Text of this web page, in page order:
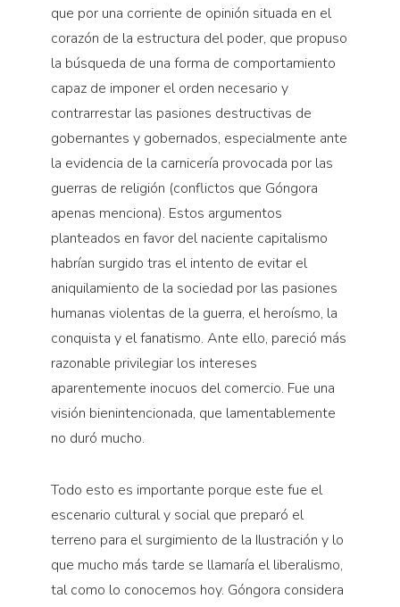
que por una corriente de opinión situada en el
corazón de la estructura del poder, que propuso
la búsqueda de una forma de comportamiento
capaz de imponer el orden necesario y
contrarrestar las pasiones destructivas de
gobernantes y gobernados, especialmente ante
la evidencia de la carnicería provocada por las
guerras de religión (conflictos que Góngora
apenas menciona). Estos argumentos
planteados en favor del naciente capitalismo
habrían surgido tras el intento de evitar el
aniquilamiento de la sociedad por las pasiones
humanas violentas de la guerra, el heroísmo, la
conquista y el fanatismo. Ante ello, pareció más
razonable privilegiar los intereses
aparentemente inocuos del comercio. Fue una
visión bienintencionada, que lamentablemente
no duró mucho.
Todo esto es importante porque este fue el
escenario cultural y social que preparó el
terreno para el surgimiento de la Ilustración y lo
que mucho más tarde se llamaría el liberalismo,
tal como lo conocemos hoy. Góngora considera